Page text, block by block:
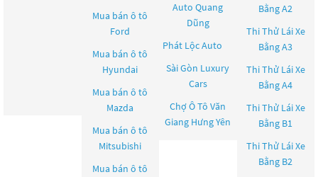
Mua bán ô tô
Ford
Mua bán ô tô
Hyundai
Mua bán ô tô
Mazda
Mua bán ô tô
Mitsubishi
Mua bán ô tô
Auto Quang
Dũng
Phát Lộc Auto
Sài Gòn Luxury
Cars
Chợ Ô Tô Văn
Giang Hưng Yên
Bằng A2
Thi Thử Lái Xe
Bằng A3
Thi Thử Lái Xe
Bằng A4
Thi Thử Lái Xe
Bằng B1
Thi Thử Lái Xe
Bằng B2